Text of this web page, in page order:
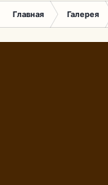
Главная Галерея